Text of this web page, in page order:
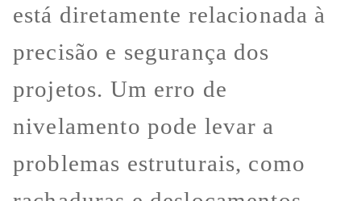
está diretamente relacionada à
precisão e segurança dos
projetos. Um erro de
nivelamento pode levar a
problemas estruturais, como